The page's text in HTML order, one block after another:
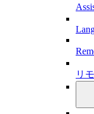
リ